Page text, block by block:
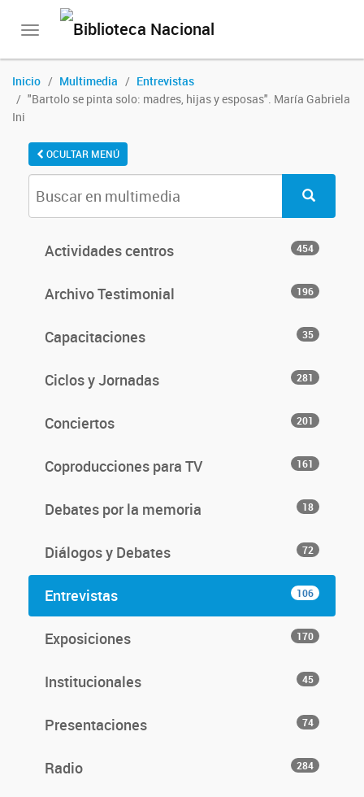
Toggle
Inicio Multimedia
Entrevistas
"Bartolo se pinta solo: madres, hijas y esposas". María Gabriela
Ini
OCULTAR MENÚ
Actividades centros 454
Archivo Testimonial 196
Capacitaciones 35
Ciclos y Jornadas 281
Conciertos 201
Coproducciones para TV 161
Debates por la memoria 18
Diálogos y Debates 72
Entrevistas 106
Exposiciones 170
Institucionales 45
Presentaciones 74
Radio 284